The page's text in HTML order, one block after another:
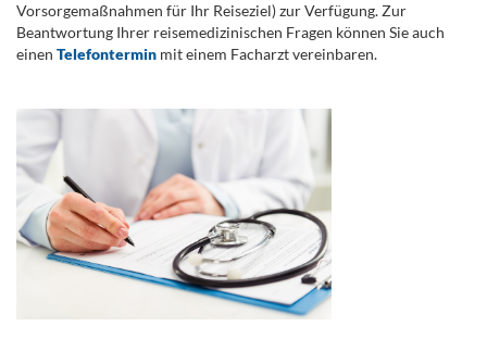
Vorsorgemaßnahmen für Ihr Reiseziel) zur Verfügung. Zur
Beantwortung Ihrer reisemedizinischen Fragen können Sie auch
einen Telefontermin mit einem Facharzt vereinbaren.